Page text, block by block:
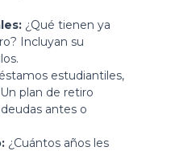
¿Qué tienen ya
Incluyan su
estudiantiles,
plan de retiro
antes o
¿Cuántos años les